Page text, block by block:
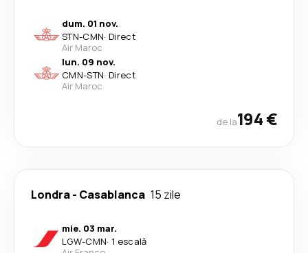
dum. 01 nov.
STN-CMN· Direct
Air Maroc
lun. 09 nov.
CMN-STN· Direct
Air Maroc
de la194 €
Londra- Casablanca 15 zile
mie. 03 mar.
LGW-CMN· 1 escală